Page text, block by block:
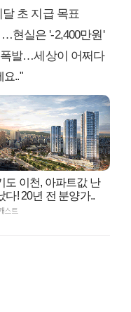
초 지급 목표
현실은 '-2,400만원'
발…세상이 어쩌다
요.."
도 이천, 아파트값 난
다! 20년 전 분양가..
스트